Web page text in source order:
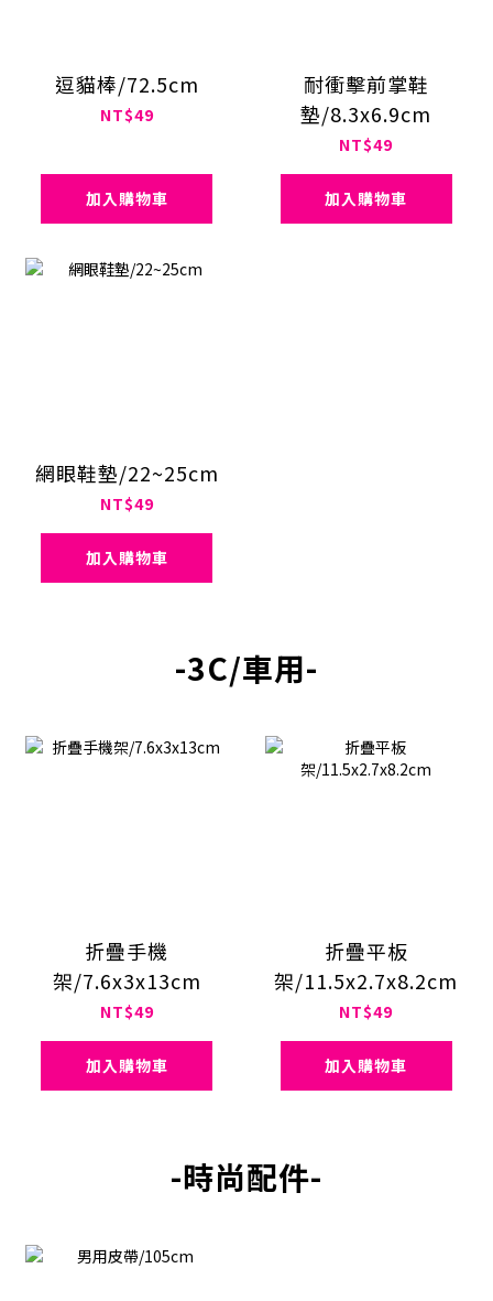
逗貓棒/72.5cm
NT$49
加入購物車
耐衝擊前掌鞋
墊/8.3x6.9cm
NT$49
加入購物車
網眼鞋墊/22~25cm
NT$49
加入購物車
-3C/車用-
折疊手機
架/7.6x3x13cm
NT$49
加入購物車
折疊平板
架/11.5x2.7x8.2cm
NT$49
加入購物車
-時尚配件-